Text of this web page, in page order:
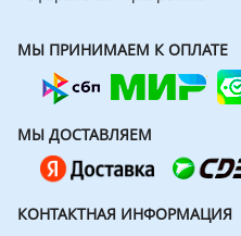
МЫ ПРИНИМАЕМ К ОПЛАТЕ
МЫ ДОСТАВЛЯЕМ
КОНТАКТНАЯ ИНФОРМАЦИЯ